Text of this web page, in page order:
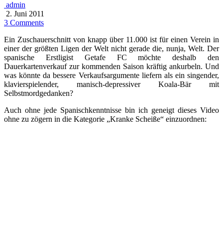
admin
2. Juni 2011
3 Comments
Ein Zuschauerschnitt von knapp über 11.000 ist für einen Verein in
einer der größten Ligen der Welt nicht gerade die, nunja, Welt. Der
spanische Erstligist Getafe FC möchte deshalb den
Dauerkartenverkauf zur kommenden Saison kräftig ankurbeln. Und
was könnte da bessere Verkaufsargumente liefern als ein singender,
klavierspielender, manisch-depressiver Koala-Bär mit
Selbstmordgedanken?
Auch ohne jede Spanischkenntnisse bin ich geneigt dieses Video
ohne zu zögern in die Kategorie „Kranke Scheiße“ einzuordnen: